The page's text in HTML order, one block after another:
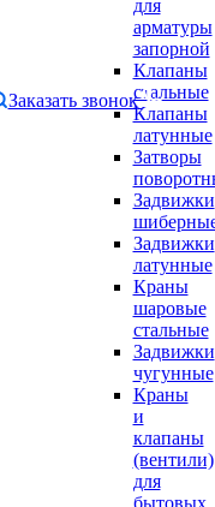
для
арматуры
запорной
Клапаны
стальные
Клапаны
латунные
Затворы
Задвижки
Задвижки
латунные
Краны
шаровые
стальные
Задвижки
чугунные
Краны
и
клапаны
(вентили)
для
бытовых
Заказать звонок